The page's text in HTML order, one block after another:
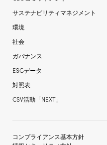
サステナビリティマネジメント
環境
社会
ガバナンス
ESGデータ
対照表
CSV活動「NEXT」
コンプライアンス基本方針